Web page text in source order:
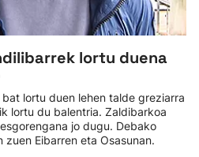
lortu duena
lortu duen lehen talde greziarra
lortu du balentria. Zaldibarkoa
jo dugu. Debako
Eibarren eta Osasunan.